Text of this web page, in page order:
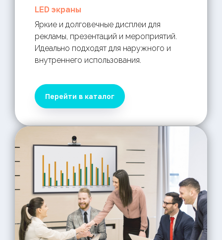
LED экраны
Яркие и долговечные дисплеи для
рекламы, презентаций и мероприятий.
Идеально подходят для наружного и
внутреннего использования.
Перейти в каталог